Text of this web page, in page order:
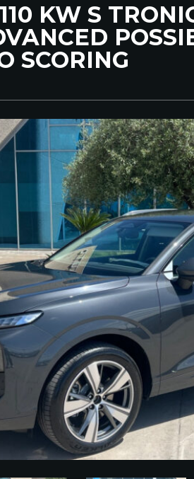
KW S
SCORING